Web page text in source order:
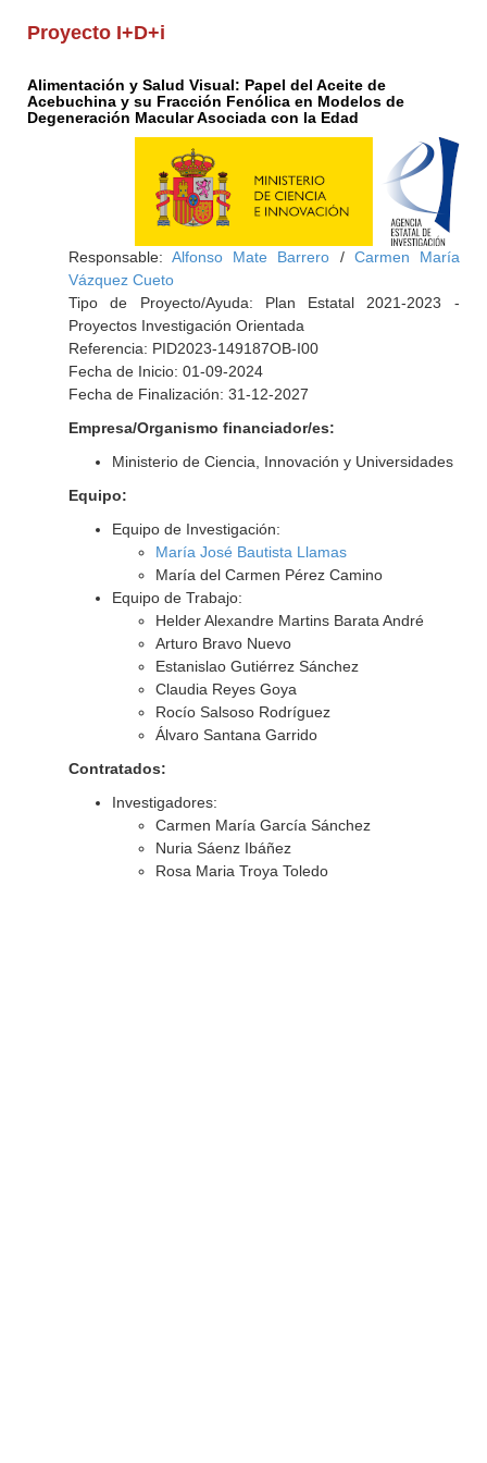
Proyecto I+D+i
Alimentación y Salud Visual: Papel del Aceite de
Acebuchina y su Fracción Fenólica en Modelos de
Degeneración Macular Asociada con la Edad
Responsable:Alfonso Mate Barrero / Carmen María
Vázquez Cueto
Tipo de Proyecto/Ayuda: Plan Estatal 2021-2023 -
Proyectos Investigación Orientada
Referencia: PID2023-149187OB-I00
Fecha de Inicio: 01-09-2024
Fecha de Finalización: 31-12-2027
Empresa/Organismo financiador/es:
Ministerio de Ciencia, Innovación y Universidades
Equipo:
Equipo de Investigación:
María José Bautista Llamas
María del Carmen Pérez Camino
Equipo de Trabajo:
Helder Alexandre Martins Barata André
Arturo Bravo Nuevo
Estanislao Gutiérrez Sánchez
Claudia Reyes Goya
Rocío Salsoso Rodríguez
Álvaro Santana Garrido
Contratados:
Investigadores:
Carmen María García Sánchez
Nuria Sáenz Ibáñez
Rosa Maria Troya Toledo